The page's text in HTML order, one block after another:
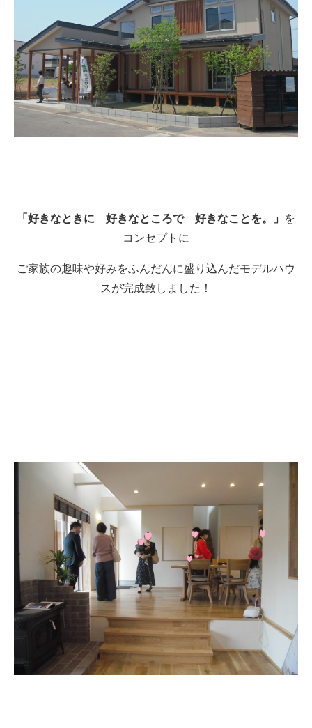
「好きなときに 好きなところで 好きなことを。」
を
コンセプトに
ご家族の趣味や好みをふんだんに盛り込んだモデルハウ
スが完成致しました！